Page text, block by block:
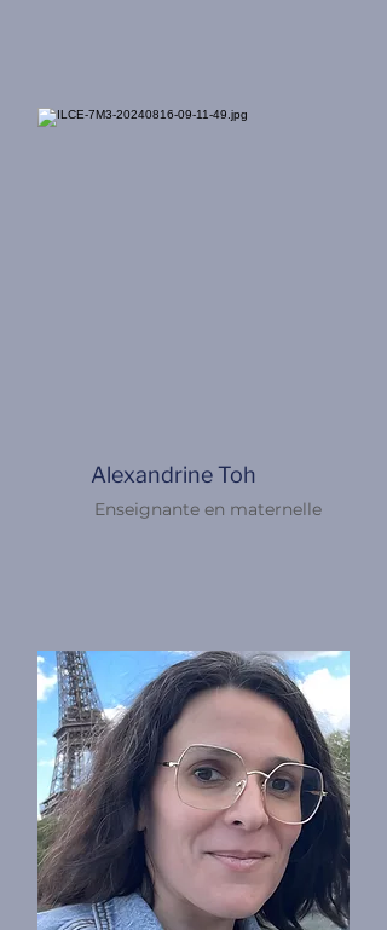
Alexandrine Toh
Enseignante en maternelle